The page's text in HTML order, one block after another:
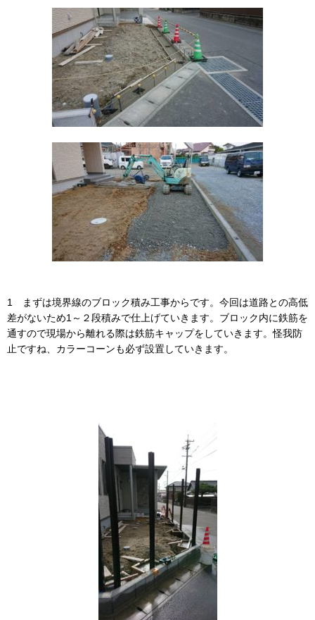
1 まずは境界線のブロック積み工事からです。今回は道路との高低
差がないため1～２段積みで仕上げていきます。ブロック内に鉄筋を
通すので現場から離れる際は鉄筋キャップをしていきます。怪我防
止ですね、カラーコーンも必ず設置していきます。